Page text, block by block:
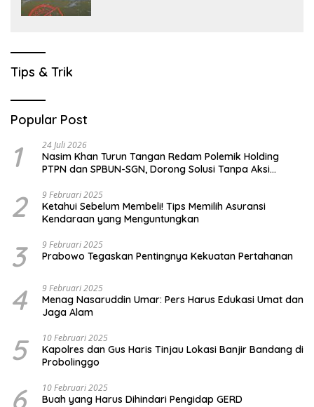
Tips & Trik
Popular Post
1 24 Juli 2026
Nasim Khan Turun Tangan Redam Polemik Holding
PTPN dan SPBUN-SGN, Dorong Solusi Tanpa Aksi
2 9 Februari 2025
Ketahui Sebelum Membeli! Tips Memilih Asuransi
Kendaraan yang Menguntungkan
3 9 Februari 2025
Prabowo Tegaskan Pentingnya Kekuatan Pertahanan
4 9 Februari 2025
Menag Nasaruddin Umar: Pers Harus Edukasi Umat dan
Jaga Alam
5 10 Februari 2025
Kapolres dan Gus Haris Tinjau Lokasi Banjir Bandang di
Probolinggo
6 10 Februari 2025
Buah yang Harus Dihindari Pengidap GERD